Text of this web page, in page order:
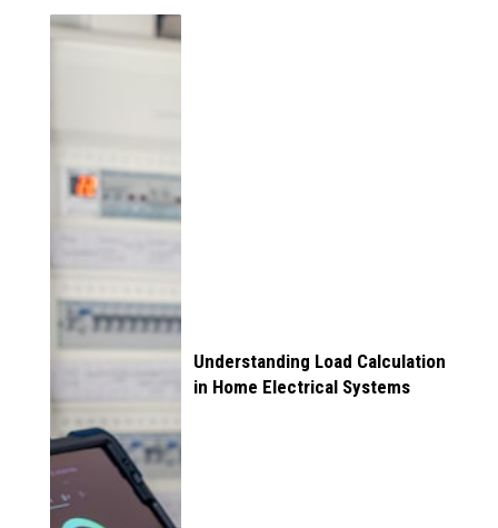
Understanding Load Calculation
in Home Electrical Systems